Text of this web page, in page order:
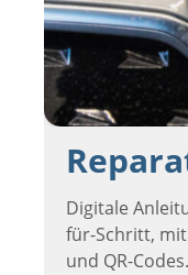
Digitale
für-Schritt,
und QR-Codes.